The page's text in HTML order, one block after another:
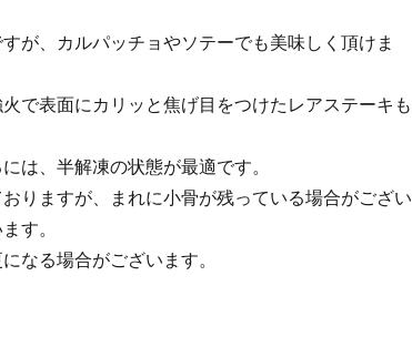
が、カルパッチョやソテーでも美味しく頂けま
で表面にカリッと焦げ目をつけたレアステーキも
は、半解凍の状態が最適です。
りますが、まれに小骨が残っている場合がござい
す。
なる場合がございます。